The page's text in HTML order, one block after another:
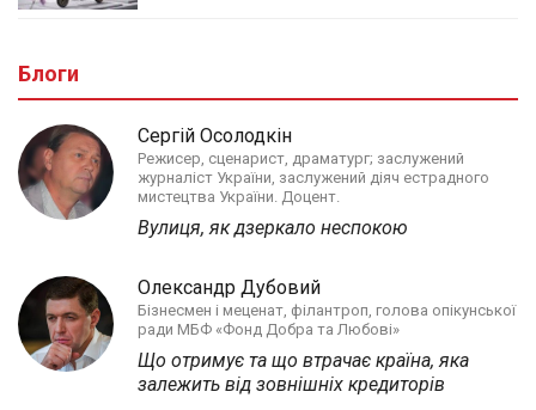
Блоги
Сергій Осолодкін
Режисер, сценарист, драматург; заслужений
журналіст України, заслужений діяч естрадного
мистецтва України. Доцент.
Вулиця, як дзеркало неспокою
Олександр Дубовий
Бізнесмен і меценат, філантроп, голова опікунської
ради МБФ «Фонд Добра та Любові»
Що отримує та що втрачає країна, яка
залежить від зовнішніх кредиторів